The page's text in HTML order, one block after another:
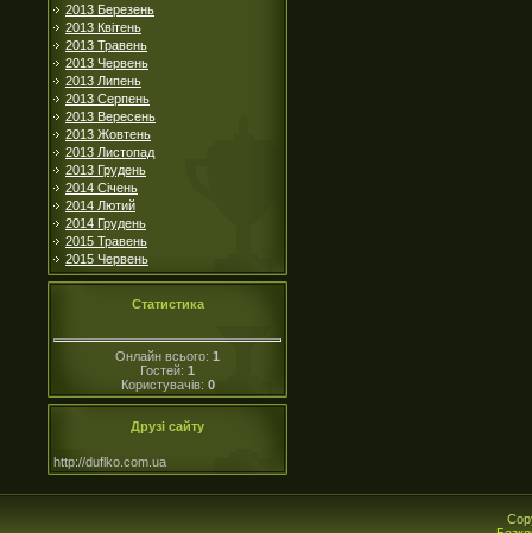
2013 Березень
2013 Квітень
2013 Травень
2013 Червень
2013 Липень
2013 Серпень
2013 Вересень
2013 Жовтень
2013 Листопад
2013 Грудень
2014 Січень
2014 Лютий
2014 Грудень
2015 Травень
2015 Червень
Статистика
Онлайн всього: 1
Гостей: 1
Користувачів: 0
Друзі сайту
http://duflko.com.ua